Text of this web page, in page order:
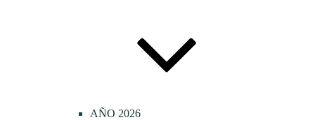
AÑO 2026